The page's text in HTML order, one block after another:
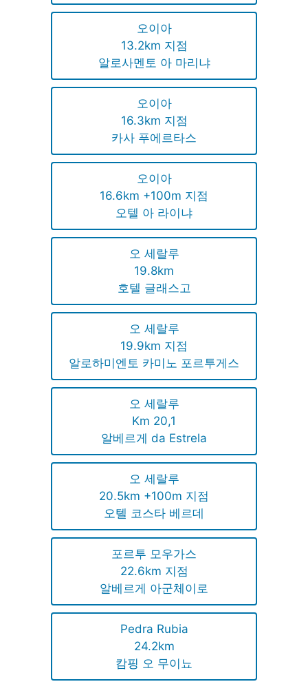
오이아
13.2km 지점
알로사멘토 아 마리냐
오이아
16.3km 지점
카사 푸에르타스
오이아
16.6km +100m 지점
오텔 아 라이냐
오 세랄루
19.8km
호텔 글래스고
오 세랄루
19.9km 지점
알로하미엔토 카미노 포르투게스
오 세랄루
Km 20,1
알베르게 da Estrela
오 세랄루
20.5km +100m 지점
오텔 코스타 베르데
포르투 모우가스
22.6km 지점
알베르게 아군체이로
Pedra Rubia
24.2km
캄핑 오 무이뇨